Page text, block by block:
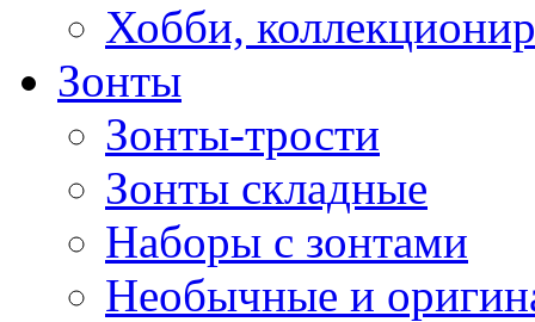
Хобби,
Зонты
Зонты-трости
Зонты складные
Наборы с зонтами
Необычные и